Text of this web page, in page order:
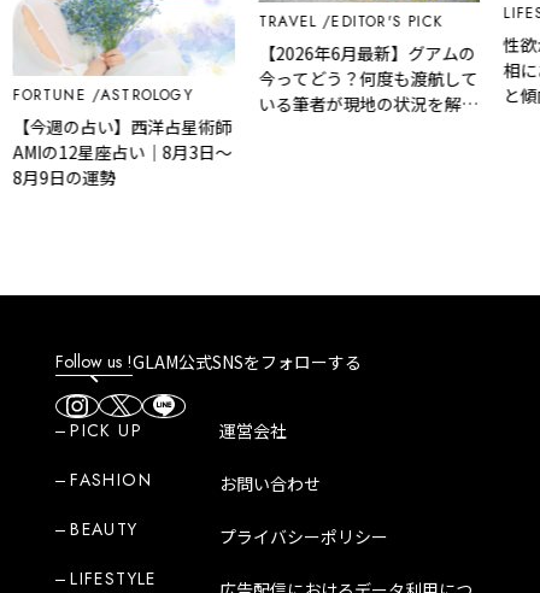
ASTROLOGY
今週の占い】西洋占星術師
の12星座占い｜8月3日～
9日の運勢
TRAVEL EDITOR'S PICK
【2026年6月最新】グアムの
今ってどう？何度も渡航して
いる筆者が現地の状況を解
性欲
相に
と傾
Follow us !GLAM公式SNSをフォローする
PICK UP
FASHION
BEAUTY
LIFESTYLE
運営会社
お問い合わせ
プライバシーポリシー